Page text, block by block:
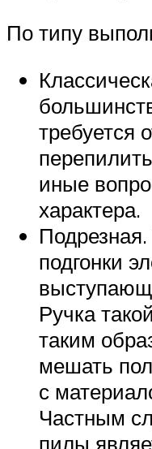
По типу
требуется
иные
характера.
подгонки
Ручка
таким
мешать
с
Частным
пилы